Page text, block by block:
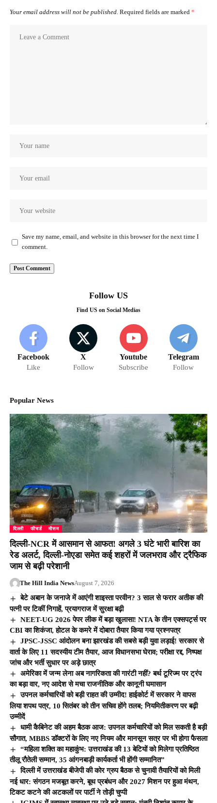
Your email address will not be published. Required fields are marked *
Save my name, email, and website in this browser for the next time I
comment.
Follow US
Find US on Social Medias
Facebook
Like
X
Follow
Youtube
Subscribe
Telegram
Follow
Popular News
दिल्ली फीचर्ड मौसम
दिल्ली-NCR में आसमान से आफत! अगले 3 घंटे भारी बारिश का
रेड अलर्ट, दिल्ली-नोएडा समेत कई शहरों में जलभराव और ट्रैफिक
जाम से बढ़ी परेशानी
The Hill India NewsAugust 7, 2026
बेटे अबान के जनाजे में आएंगी शाइस्ता परवीन? 3 साल से फरार अतीक की
पत्नी पर टिकीं निगाहें, प्रयागराज में सुरक्षा बढ़ी
NEET-UG 2026 पेपर लीक में बड़ा खुलासा! NTA के तीन एक्सपर्ट्स पर
CBI का शिकंजा, होटल के कमरे में दोबारा तैयार किया गया प्रश्नपत्र
JPSC-JSSC आंदोलन बना झारखंड की सबसे बड़ी युवा लड़ाई! सरकार से
वार्ता के लिए 11 सदस्यीय टीम तैयार, आज विधानसभा घेराव; परीक्षा रद्द, निष्पक्ष
जांच और भर्ती सुधार पर अड़े छात्र
अमेरिका में जन्म लेना अब नागरिकता की गारंटी नहीं? बर्थ टूरिज्म पर ट्रंप
का बड़ा वार, नए आदेश से मचा राजनीतिक और कानूनी घमासान
उपनल कर्मचारियों को बड़ी राहत की उम्मीद! हाईकोर्ट में सरकार ने वापस
लिया शपथ पत्र, 10 सितंबर को तीन सचिव होंगे तलब; नियमितीकरण पर बढ़ी
उम्मीदें
धामी कैबिनेट की अहम बैठक आज: उपनल कर्मचारियों को मिल सकती है बड़ी
सौगात, MBBS डॉक्टरों के लिए नए नियम और मानसून सत्र पर भी होगा फैसला
“महिला शक्ति का महाकुंभ: उत्तराखंड की 13 बेटियों को मिलेगा प्रतिष्ठित
तीलू रौतेली सम्मान, 35 आंगनबाड़ी कार्यकर्ता भी होंगी सम्मानित”
दिल्ली में उत्तराखंड बीजेपी की कोर ग्रुप बैठक से चुनावी तैयारियों को मिली
नई धार: संगठन मजबूत करने, बूथ प्रबंधन और 2027 मिशन पर हुआ मंथन,
टिकट कटने की अटकलों पर पार्टी ने तोड़ी चुप्पी